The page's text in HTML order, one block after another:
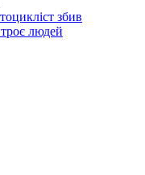
збив
людей